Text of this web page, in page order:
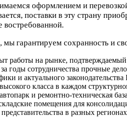
оформлением и
поставки в эту страну
востребованной.
гарантируем сохранность и
работы на рынке,
годы сотрудничества прочные
и актуального
класса в каждом
и ремонтно-техническая
помещения для
в разных